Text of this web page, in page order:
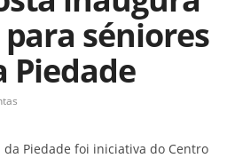
séniores
Piedade
da Piedade foi iniciativa do Centro